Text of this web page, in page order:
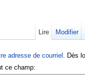
adresse de courriel . Dès
ce champ:
Lire Modifier